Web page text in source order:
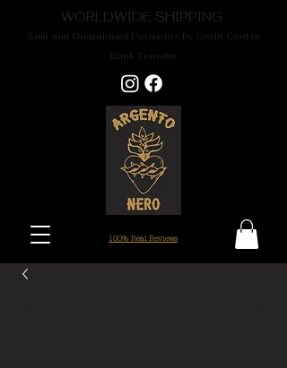
WORLDWIDE SHIPPING
Safe and Guaranteed Payments by Credit Card or
Bank Transfer
100% Real Reviews